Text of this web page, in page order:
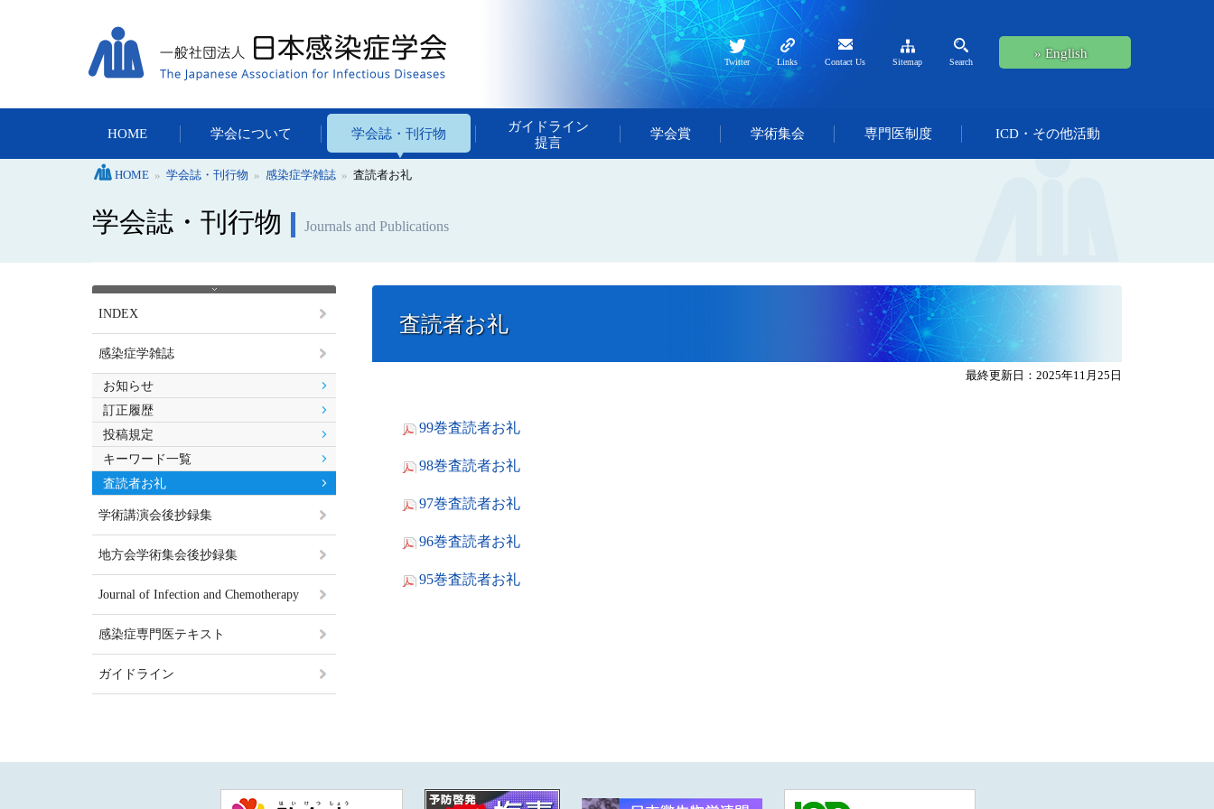
» English
Twitter Links Contact Us Sitemap Search
HOME 学会について 学会誌・刊行物
ガイドライン
提言
学会賞 学術集会 専門医制度 ICD・その他活動
学会誌・刊行物 Journals and Publications
INDEX
感染症学雑誌
お知らせ
訂正履歴
投稿規定
キーワード一覧
査読者お礼
学術講演会後抄録集
地方会学術集会後抄録集
Journal of Infection and Chemotherapy
感染症専門医テキスト
ガイドライン
HOME » 学会誌・刊行物 » 感染症学雑誌 » 査読者お礼
査読者お礼
最終更新日：2025年11月25日
99巻査読者お礼
98巻査読者お礼
97巻査読者お礼
96巻査読者お礼
95巻査読者お礼